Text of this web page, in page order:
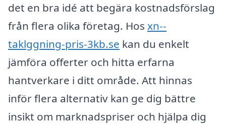
det en bra idé att begära kostnadsförslag
från flera olika företag. Hos xn--
taklggning-pris-3kb.se kan du enkelt
jämföra offerter och hitta erfarna
hantverkare i ditt område. Att hinnas
inför flera alternativ kan ge dig bättre
insikt om marknadspriser och hjälpa dig